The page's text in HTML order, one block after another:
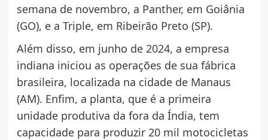
semana de novembro, a Panther, em Goiânia
(GO), e a Triple, em Ribeirão Preto (SP).
Além disso, em junho de 2024, a empresa
indiana iniciou as operações de sua fábrica
brasileira, localizada na cidade de Manaus
(AM). Enfim, a planta, que é a primeira
unidade produtiva da fora da Índia, tem
capacidade para produzir 20 mil motocicletas